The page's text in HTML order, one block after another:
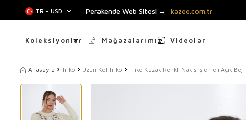
TR − USD Perakende Web Sitesi → kazee.com.tr
Koleksiyonlar Mağazalarımız Videolar
Anasayfa Triko Uzun Kol Triko Triko Kazak Renkli Nakış İşlemeli Açık